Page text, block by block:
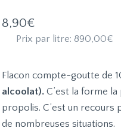
8,90€
Prix par litre: 890,00€
Flacon compte-goutte de
alcoolat).C’est la forme la
propolis. C’est un recours
de nombreuses situations.